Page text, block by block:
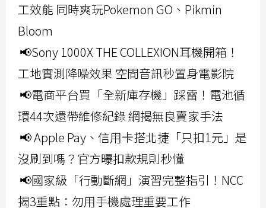
工效能 同時爽玩Pokemon GO、Pikmin
Bloom
📢Sony 1000X THE COLLEXION耳機開箱！
工地實測降噪效果 空間音訊秒置身電影院
📢電商平台買「全新庫存機」踩雷！電池循
環44次還帶維修紀錄 網揭無良賣家手法
📢 Apple Pay、信用卡搭北捷「只扣1元」是
沒刷到嗎？官方曝扣款規則秒懂
📢國家級「行動斷網」演習完整指引！NCC
揭3重點：勿用手機處理重要工作